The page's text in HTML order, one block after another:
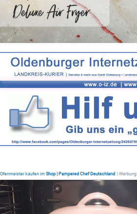
Ofenmeister kaufen im Shop | Pampered Chef Deutschland | Werbung